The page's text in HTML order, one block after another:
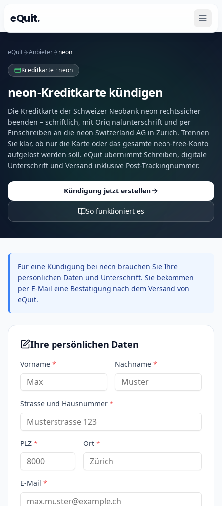
eQuit.
eQuit Anbieter neon
Kreditkarte · neon
neon-Kreditkarte kündigen
Die Kreditkarte der Schweizer Neobank neon rechtssicher
beenden – schriftlich, mit Originalunterschrift und per
Einschreiben an die neon Switzerland AG in Zürich. Trennen
Sie klar, ob nur die Karte oder das gesamte neon-free-Konto
aufgelöst werden soll. eQuit übernimmt Schreiben, digitale
Unterschrift und Versand inklusive Post-Trackingnummer.
Kündigung jetzt erstellen
So funktioniert es
Für eine Kündigung bei neon brauchen Sie Ihre
persönlichen Daten und Unterschrift. Sie bekommen
per E-Mail eine Bestätigung nach dem Versand von
eQuit.
Ihre persönlichen Daten
Vorname * Nachname *
Strasse und Hausnummer *
PLZ * Ort *
E-Mail *